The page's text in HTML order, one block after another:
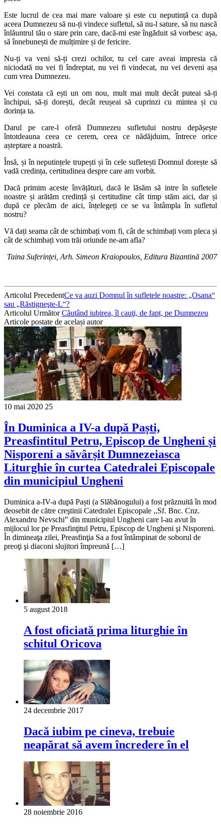
Este lucrul de cea mai mare valoare și este cu neputință ca după
aceea Dumnezeu să nu-ți vindece sufletul, să nu-l sature, să nu nască
înlăuntrul tău o stare prin care, dacă-mi este îngăduit să vorbesc așa,
să înnebunești de mulțimire și de fericire.
Nu-ți va veni să-ți crezi ochilor, tu cel care aveai impresia că
niciodată nu vei fi îndreptat, nu vei fi vindecat, nu vei deveni așa
cum vrea Dumnezeu.
Vei constata că ești un om nou, mult mai mult decât puteai să-ți
închipui, să-ți dorești, decât reușeai să cuprinzi cu mintea și cu
dorința ta.
Darul pe care-l oferă Dumnezeu sufletului nostru depășește
întotdeauna ceea ce cerem, ceea ce nădăjduim, întrece orice
așteptare a noastră.
Însă, și în neputințele trupești și în cele sufletești Domnul dorește să
vadă credința, certitudinea despre care am vorbit.
Dacă primim aceste învățături, dacă le lăsăm să intre în sufletele
noastre și arătăm credință și certitudine cât timp stăm aici, dar și
după ce plecăm de aici, înțelegeți ce se va întâmpla în sufletul
nostru?
Vă dați seama cât de schimbați vom fi, cât de schimbați vom pleca și
cât de schimbați vom trăi oriunde ne-am afla?
Taina Suferinței, Arh. Simeon Kraiopoulos, Editura Bizantină 2007
Articolul PrecedentCe va auzi Domnul în sufletele noastre: „Osana“
sau „Răstigneşte-L“?
Articolul UrmătorCăutând iubirea, îl cauţi, de fapt, pe Dumnezeu
Articole postate de același autor
10 mai 2020 25
În Duminica a IV-a după Paști,
Preasfintitul Petru, Episcop de Ungheni și
Nisporeni a săvârșit Dumnezeiasca
Liturghie în curtea Catedralei Episcopale
din municipiul Ungheni
Duminica a-IV-a după Paști (a Slăbănogului) a fost prăznuită în mod
deosebit de către creştinii Catedralei Episcopale ,,Sf. Bnc. Cnz.
Alexandru Nevschi” din municipiul Ungheni care l-au avut în
mijlocul lor pe Preasfinţitul Petru, Episcop de Ungheni şi Nisporeni.
În dimineaţa zilei, Preasfinţia Sa a fost întâmpinat de soborul de
preoţi şi diaconi slujitori împreună […]
5 august 2018
A fost oficiată prima liturghie în
schitul Oricova
24 decembrie 2017
Dacă iubim pe cineva, trebuie
neapărat să avem încredere în el
28 noiembrie 2016